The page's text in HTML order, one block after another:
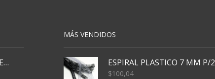
CARPETA PRESSPHAN 3SOL.C/ELAST MARRON A4 P01A
MÁS VENDIDOS
$100,04